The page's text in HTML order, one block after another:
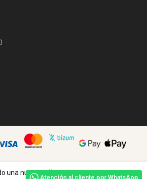
Atención al cliente por WhatsApp
una nueva política de